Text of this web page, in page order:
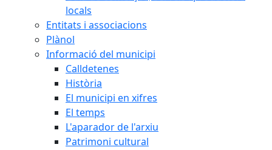
locals
Entitats i associacions
Plànol
Informació del municipi
Calldetenes
Història
El municipi en xifres
El temps
L'aparador de l'arxiu
Patrimoni cultural